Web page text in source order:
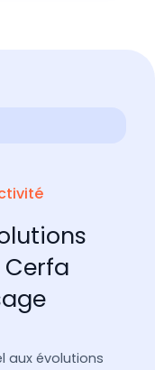
aux évolutions